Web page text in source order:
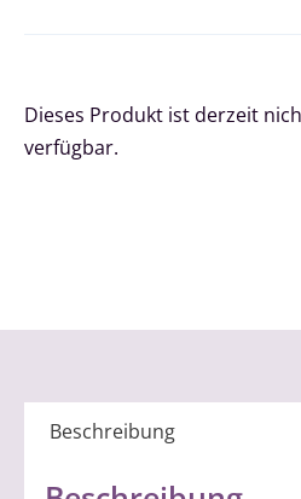
Dieses Produkt ist derzeit
verfügbar.
Beschreibung